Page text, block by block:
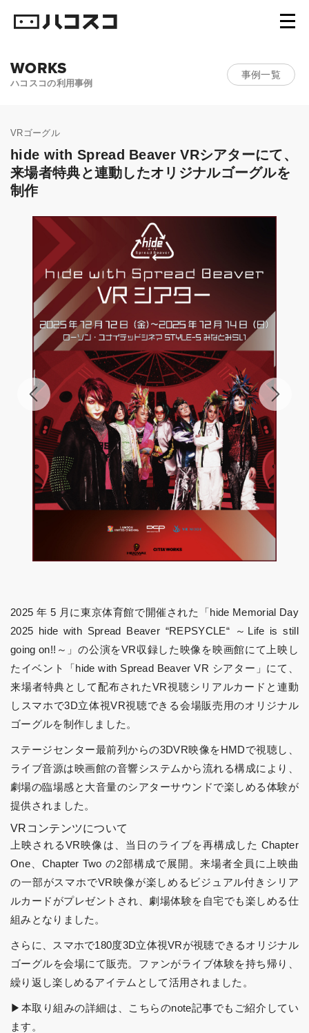
WORKS
ハコスコの利用事例
事例一覧
VRゴーグル
hide with Spread Beaver VRシアターにて、
来場者特典と連動したオリジナルゴーグルを
制作
2025 年 5 月に東京体育館で開催された「hide Memorial Day
2025 hide with Spread Beaver “REPSYCLE“ ～Life is still
going on!!～」の公演をVR収録した映像を映画館にて上映し
たイベント「hide with Spread Beaver VR シアター」にて、
来場者特典として配布されたVR視聴シリアルカードと連動
しスマホで3D立体視VR視聴できる会場販売用のオリジナル
ゴーグルを制作しました。
ステージセンター最前列からの3DVR映像をHMDで視聴し、
ライブ音源は映画館の音響システムから流れる構成により、
劇場の臨場感と大音量のシアターサウンドで楽しめる体験が
提供されました。
VRコンテンツについて
上映されるVR映像は、当日のライブを再構成した Chapter
One、Chapter Two の2部構成で展開。来場者全員に上映曲
の一部がスマホでVR映像が楽しめるビジュアル付きシリア
ルカードがプレゼントされ、劇場体験を自宅でも楽しめる仕
組みとなりました。
さらに、スマホで180度3D立体視VRが視聴できるオリジナル
ゴーグルを会場にて販売。ファンがライブ体験を持ち帰り、
繰り返し楽しめるアイテムとして活用されました。
▶本取り組みの詳細は、こちらのnote記事でもご紹介してい
ます。